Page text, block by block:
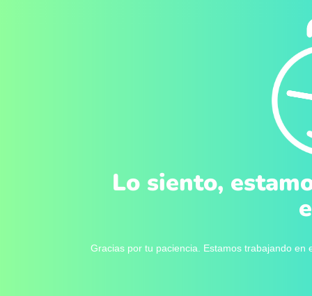
Lo siento,
Gracias por tu paciencia. Estamos trabajando en